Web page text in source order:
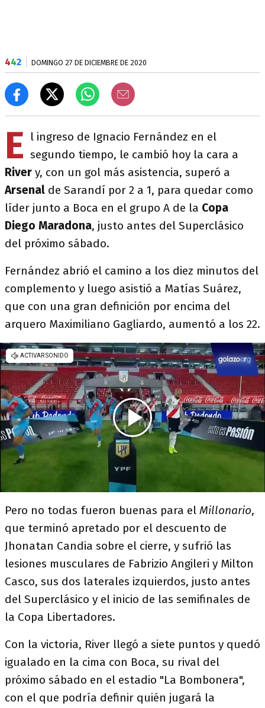
442 DOMINGO 27 DE DICIEMBRE DE 2020
E
l ingreso de Ignacio Fernández en el
segundo tiempo, le cambió hoy la cara a
River y, con un gol más asistencia, superó a
Arsenal de Sarandí por 2 a 1, para quedar como
líder junto a Boca en el grupo A de la Copa
Diego Maradona, justo antes del Superclásico
del próximo sábado.
Fernández abrió el camino a los diez minutos del
complemento y luego asistió a Matías Suárez,
que con una gran definición por encima del
arquero Maximiliano Gagliardo, aumentó a los 22.
Pero no todas fueron buenas para el Millonario,
que terminó apretado por el descuento de
Jhonatan Candia sobre el cierre, y sufrió las
lesiones musculares de Fabrizio Angileri y Milton
Casco, sus dos laterales izquierdos, justo antes
del Superclásico y el inicio de las semifinales de
la Copa Libertadores.
Con la victoria, River llegó a siete puntos y quedó
igualado en la cima con Boca, su rival del
próximo sábado en el estadio "La Bombonera",
con el que podría definir quién jugará la